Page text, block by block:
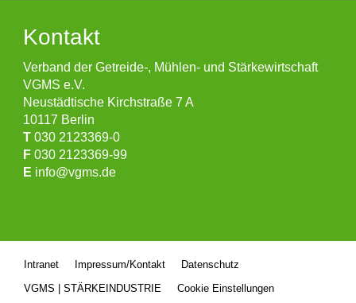
Kontakt
Verband der Getreide-, Mühlen- und Stärkewirtschaft
VGMS e.V.
Neustädtische Kirchstraße 7 A
10117 Berlin
T 030 2123369-0
F 030 2123369-99
E info@vgms.de
Intranet Impressum/Kontakt
Datenschutz
VGMS | STÄRKEINDUSTRIE
Cookie Einstellungen